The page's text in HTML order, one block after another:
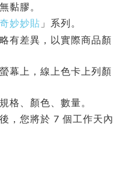
黏膠。
妙妙貼 」系列。
有差異，以實際商品顏
幕上，線上色卡上列顏
格、顏色、數量。
，您將於 7 個工作天內